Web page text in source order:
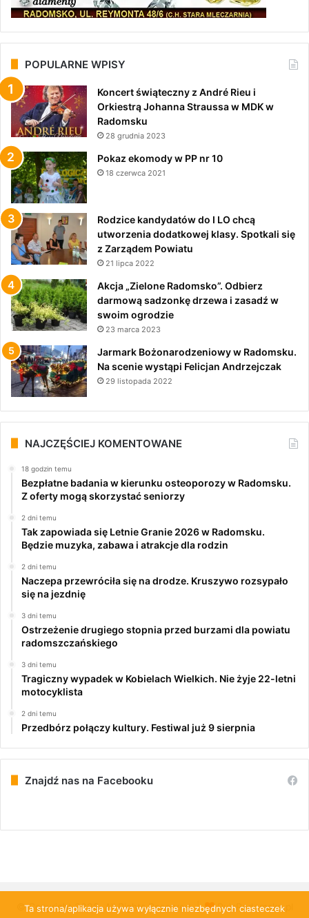
POPULARNE WPISY
Koncert świąteczny z André Rieu i
Orkiestrą Johanna Straussa w MDK w
Radomsku
28 grudnia 2023
Pokaz ekomody w PP nr 10
18 czerwca 2021
Rodzice kandydatów do I LO chcą
utworzenia dodatkowej klasy. Spotkali się
z Zarządem Powiatu
21 lipca 2022
Akcja „Zielone Radomsko”. Odbierz
darmową sadzonkę drzewa i zasadź w
swoim ogrodzie
23 marca 2023
Jarmark Bożonarodzeniowy w Radomsku.
Na scenie wystąpi Felicjan Andrzejczak
29 listopada 2022
NAJCZĘŚCIEJ KOMENTOWANE
18 godzin temu
Bezpłatne badania w kierunku osteoporozy w Radomsku.
Z oferty mogą skorzystać seniorzy
2 dni temu
Tak zapowiada się Letnie Granie 2026 w Radomsku.
Będzie muzyka, zabawa i atrakcje dla rodzin
2 dni temu
Naczepa przewróciła się na drodze. Kruszywo rozsypało
się na jezdnię
3 dni temu
Ostrzeżenie drugiego stopnia przed burzami dla powiatu
radomszczańskiego
3 dni temu
Tragiczny wypadek w Kobielach Wielkich. Nie żyje 22-letni
motocyklista
2 dni temu
Przedbórz połączy kultury. Festiwal już 9 sierpnia
Znajdź nas na Facebooku
© Copyright 2026, All Rights Reserved | PulsRadomska.pl
Ta strona/aplikacja używa wyłącznie niezbędnych ciasteczek